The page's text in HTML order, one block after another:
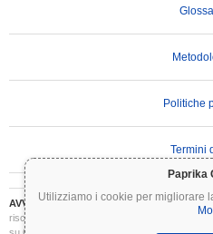
Paprika
Utilizziamo i cookie per migliorare
Politiche
Termini
AVVERTENZA IMPORTANTE:Le
rischi significativi. Potresti perdere parte o